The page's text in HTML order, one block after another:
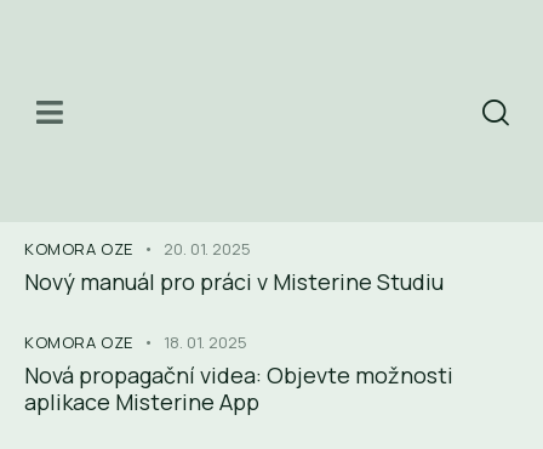
KOMORA OZE 20. 01. 2025
Nový manuál pro práci v Misterine Studiu
KOMORA OZE 18. 01. 2025
Nová propagační videa: Objevte možnosti
aplikace Misterine App